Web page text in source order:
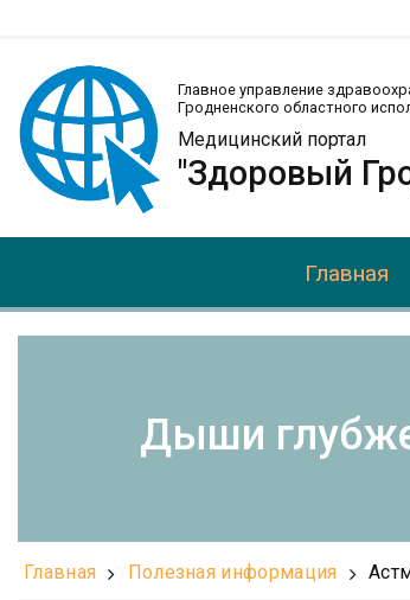
Главное управление
Гродненского областного
Медицинский портал
"Здоровый
Главная
Дыши
Главная Полезная информация